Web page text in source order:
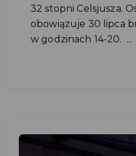
32 stopni Celsjusza.
obowiązuje 30 lipca
w godzinach 14-20. ...